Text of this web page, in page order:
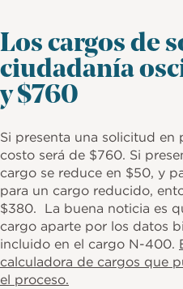
Los cargos de
ciudadanía
y $760
Si presenta una solicitud
costo será de $760. Si
cargo se reduce en $50, y
para un cargo reducido,
$380. La buena noticia es
cargo aparte por los datos
incluido en el cargo N-400.
calculadora de cargos que
el proceso.